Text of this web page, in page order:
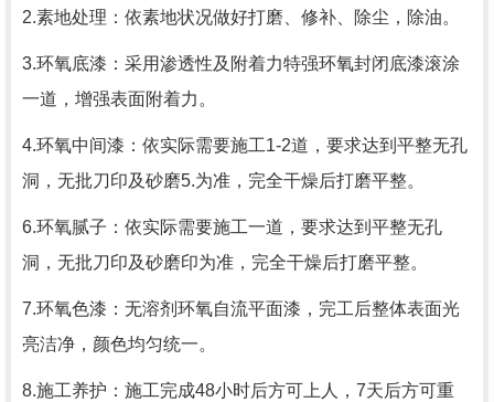
2.素地处理：依素地状况做好打磨、修补、除尘，除油。
3.环氧底漆：采用渗透性及附着力特强环氧封闭底漆滚涂
一道，增强表面附着力。
4.环氧中间漆：依实际需要施工1-2道，要求达到平整无孔
洞，无批刀印及砂磨5.为准，完全干燥后打磨平整。
6.环氧腻子：依实际需要施工一道，要求达到平整无孔
洞，无批刀印及砂磨印为准，完全干燥后打磨平整。
7.环氧色漆：无溶剂环氧自流平面漆，完工后整体表面光
亮洁净，颜色均匀统一。
8.施工养护：施工完成48小时后方可上人，7天后方可重